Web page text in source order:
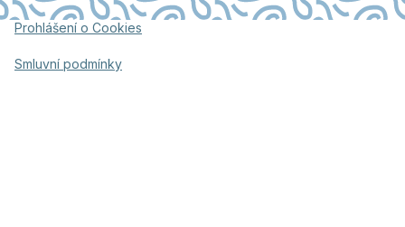
Prohlášení o Cookies
Smluvní podmínky